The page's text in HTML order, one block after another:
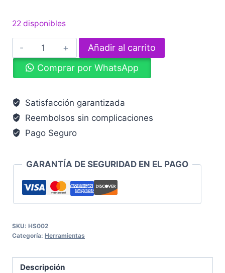
22 disponibles
Guantes
de
Acero
cantidad
Añadir al carrito
Comprar por WhatsApp
Satisfacción garantizada
Reembolsos sin complicaciones
Pago Seguro
GARANTÍA DE SEGURIDAD EN EL PAGO
SKU: HS002
Categoría: Herramientas
Descripción